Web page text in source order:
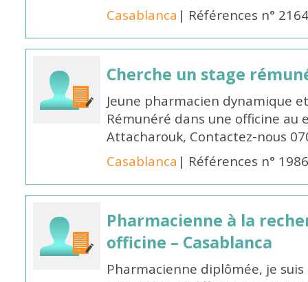
Casablanca | Références n°
Cherche un stage
Jeune pharmacien dynamique
Rémunéré dans une officine au
Attacharouk, Contactez-nous
Casablanca | Références n°
Pharmacienne à la
officine – Casablanca
Pharmacienne diplômée, je